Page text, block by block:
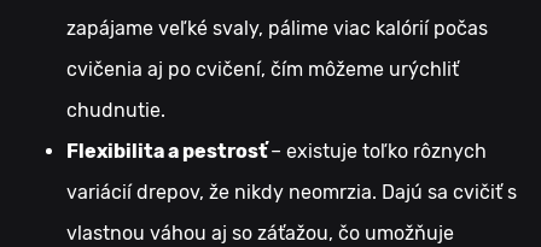
zapájame veľké svaly, pálime viac kalórií počas
cvičenia aj po cvičení, čím môžeme urýchliť
chudnutie.
Flexibilita a pestrosť– existuje toľko rôznych
variácií drepov, že nikdy neomrzia. Dajú sa cvičiť s
vlastnou váhou aj so záťažou, čo umožňuje